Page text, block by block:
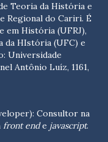
Teoria da História e
Regional do Cariri. É
em História (UFRJ),
da HIstória (UFC) e
Universidade
Antônio Luíz, 1161,
Consultor na
front ende javascript.